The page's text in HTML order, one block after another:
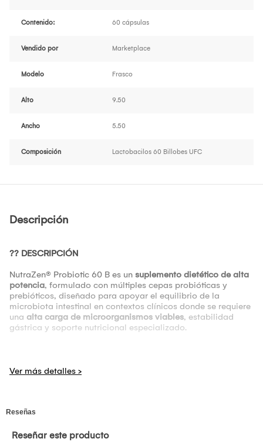
Contenido: 60 cápsulas
Vendido por Marketplace
Modelo Frasco
Alto 9.50
Ancho 5.50
Composición Lactobacilos 60 Billobes UFC
Descripción
?? DESCRIPCIÓN
NutraZen® Probiotic 60 B es un suplemento dietético de alta
potencia, formulado con múltiples cepas probióticas y
prebióticos, diseñado para apoyar el equilibrio de la
microbiota intestinal en contextos clínicos donde se requiere
una alta carga de microorganismos viables, estabilidad
gástrica y soporte nutricional especializado.
Asociada al mantenimiento del equilibrio de la microbiota
Participa en la producción de ácido láctico, contribuyendo a